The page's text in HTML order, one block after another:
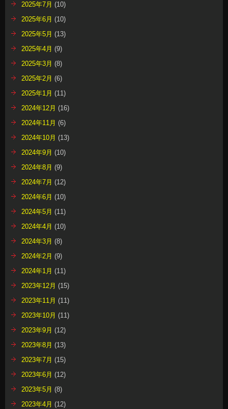
2025年7月 (10)
2025年6月 (10)
2025年5月 (13)
2025年4月 (9)
2025年3月 (8)
2025年2月 (6)
2025年1月 (11)
2024年12月 (16)
2024年11月 (6)
2024年10月 (13)
2024年9月 (10)
2024年8月 (9)
2024年7月 (12)
2024年6月 (10)
2024年5月 (11)
2024年4月 (10)
2024年3月 (8)
2024年2月 (9)
2024年1月 (11)
2023年12月 (15)
2023年11月 (11)
2023年10月 (11)
2023年9月 (12)
2023年8月 (13)
2023年7月 (15)
2023年6月 (12)
2023年5月 (8)
2023年4月 (12)